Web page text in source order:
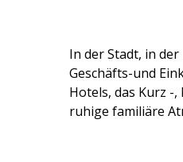
In der Stadt, in
Geschäfts-und
Hotels, das Kurz -
ruhige familiäre